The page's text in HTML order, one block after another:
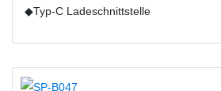
◆Typ-C Ladeschnittstelle